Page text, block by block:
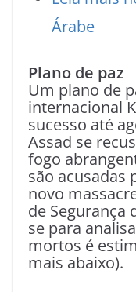
Árabe
Plano de paz
Um plano de
internacional
sucesso até
Assad se
fogo
são acusadas
novo
de Segurança
se para
mortos é
mais abaixo).